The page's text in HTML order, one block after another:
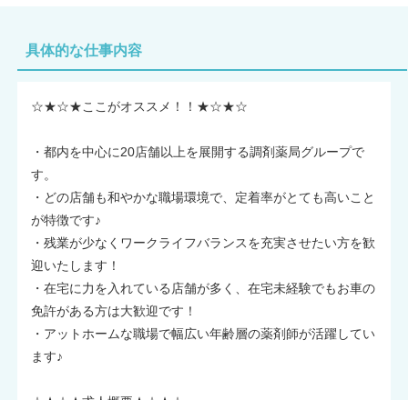
具体的な仕事内容
☆★☆★ここがオススメ！！★☆★☆
・都内を中心に20店舗以上を展開する調剤薬局グループで
す。
・どの店舗も和やかな職場環境で、定着率がとても高いこと
が特徴です♪
・残業が少なくワークライフバランスを充実させたい方を歓
迎いたします！
・在宅に力を入れている店舗が多く、在宅未経験でもお車の
免許がある方は大歓迎です！
・アットホームな職場で幅広い年齢層の薬剤師が活躍してい
ます♪